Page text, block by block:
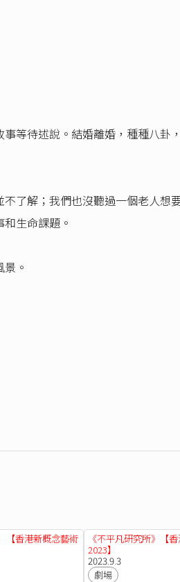
等待述說。結婚離婚，種種八
了解；我們也沒聽過一個老人
生命課題。
。
【香港新概念藝術
《不平凡研究所》【
2023】
2023.9.3
劇場